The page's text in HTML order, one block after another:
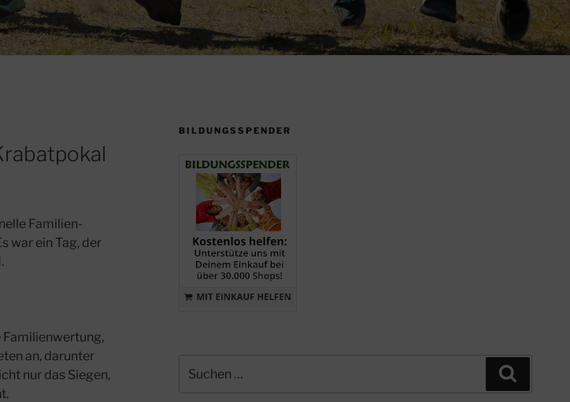
Familien-
war ein Tag, der
an, darunter
nur das Siegen,
BILDUNGSSPENDER
nach: